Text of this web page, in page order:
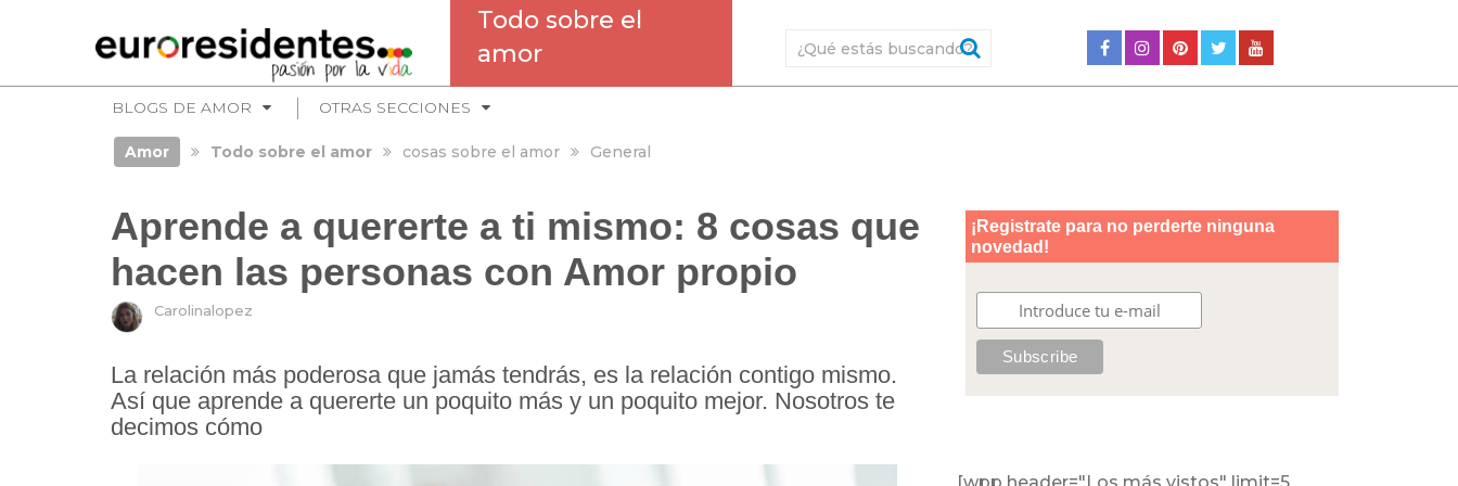
Todo sobre el
amor
BLOGS DE AMOR OTRAS SECCIONES
Amor Todo sobre el amor cosas sobre el amor General
Aprende a quererte a ti mismo: 8 cosas que
hacen las personas con Amor propio
Carolinalopez
La relación más poderosa que jamás tendrás, es la relación contigo mismo.
Así que aprende a quererte un poquito más y un poquito mejor. Nosotros te
decimos cómo